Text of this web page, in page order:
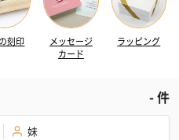
刻印
メッセージ
カード
ラッピング
-件
妹